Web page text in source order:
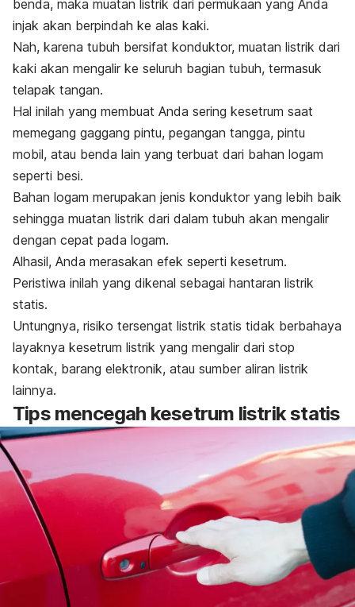
benda, maka muatan listrik dari permukaan yang Anda
injak akan berpindah ke alas kaki.
Nah, karena tubuh bersifat konduktor, muatan listrik dari
kaki akan mengalir ke seluruh bagian tubuh, termasuk
telapak tangan.
Hal inilah yang membuat Anda sering kesetrum saat
memegang gaggang pintu, pegangan tangga, pintu
mobil, atau benda lain yang terbuat dari bahan logam
seperti besi.
Bahan logam merupakan jenis konduktor yang lebih baik
sehingga muatan listrik dari dalam tubuh akan mengalir
dengan cepat pada logam.
Alhasil, Anda merasakan efek seperti kesetrum.
Peristiwa inilah yang dikenal sebagai hantaran listrik
statis.
Untungnya, risiko tersengat listrik statis tidak berbahaya
layaknya kesetrum listrik yang mengalir dari stop
kontak, barang elektronik, atau sumber aliran listrik
lainnya.
Tips mencegah kesetrum listrik statis